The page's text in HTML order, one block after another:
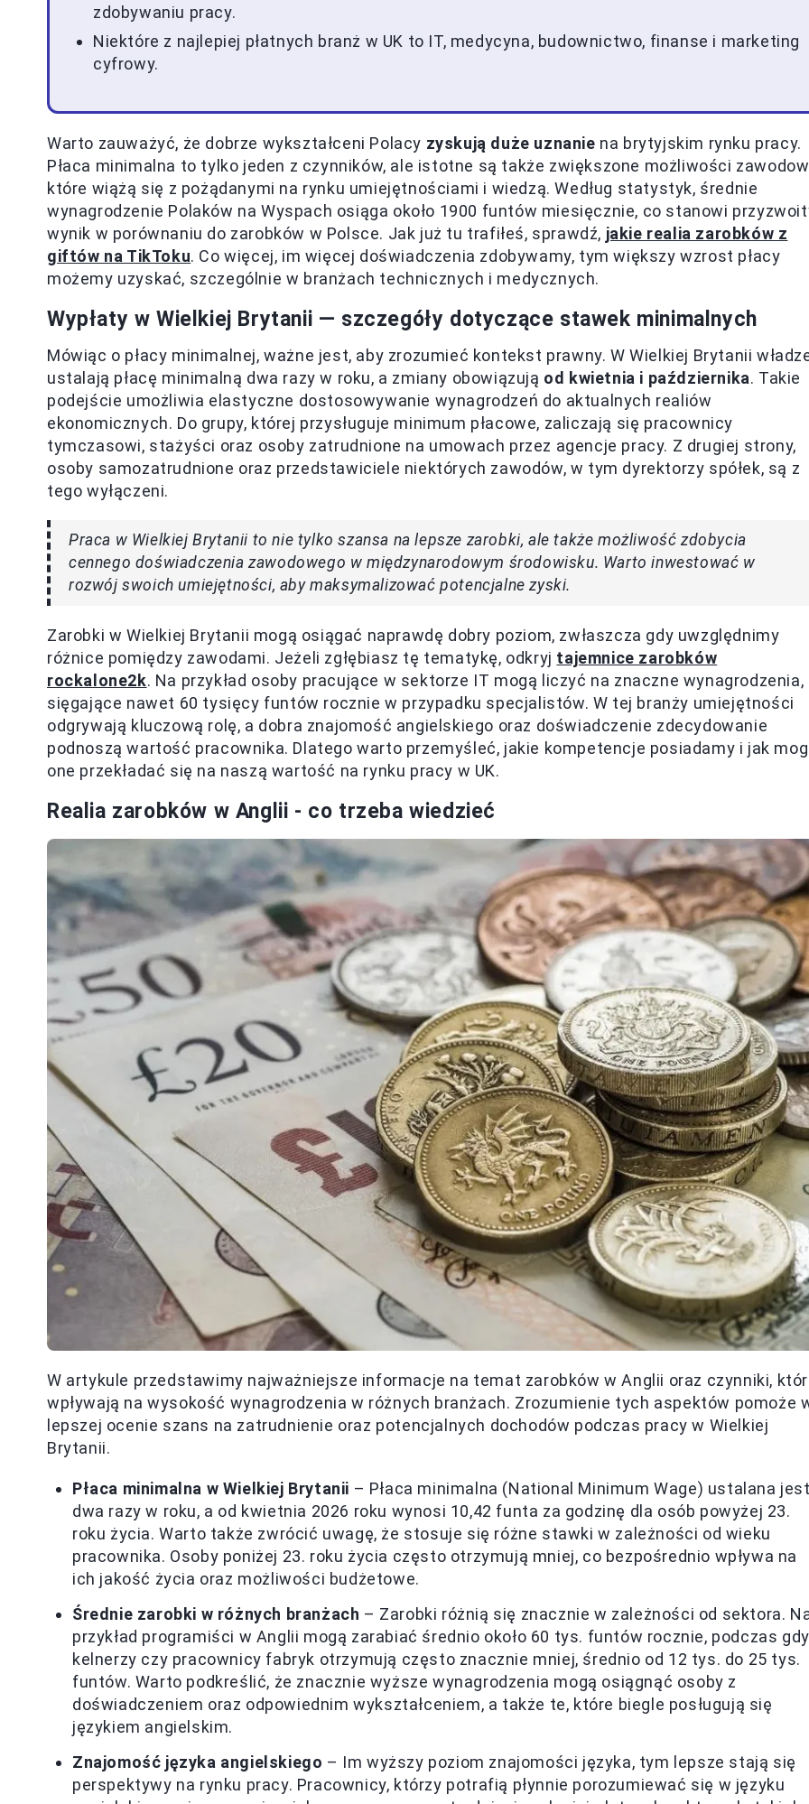
zdobywaniu pracy.
Niektóre z najlepiej płatnych branż w UK to IT, medycyna, budownictwo, finanse i marketing
cyfrowy.
Warto zauważyć, że dobrze wykształceni Polacy zyskują duże uznanie na brytyjskim rynku pracy.
Płaca minimalna to tylko jeden z czynników, ale istotne są także zwiększone możliwości
które wiążą się z pożądanymi na rynku umiejętnościami i wiedzą. Według statystyk, średnie
wynagrodzenie Polaków na Wyspach osiąga około 1900 funtów miesięcznie, co stanowi
wynik w porównaniu do zarobków w Polsce. Jak już tu trafiłeś, sprawdź, jakie realia zarobków z
giftów na TikToku. Co więcej, im więcej doświadczenia zdobywamy, tym większy wzrost płacy
możemy uzyskać, szczególnie w branżach technicznych i medycznych.
Wypłaty w Wielkiej Brytanii — szczegóły dotyczące stawek minimalnych
Mówiąc o płacy minimalnej, ważne jest, aby zrozumieć kontekst prawny. W Wielkiej Brytanii
ustalają płacę minimalną dwa razy w roku, a zmiany obowiązują od kwietnia i października. Takie
podejście umożliwia elastyczne dostosowywanie wynagrodzeń do aktualnych realiów
ekonomicznych. Do grupy, której przysługuje minimum płacowe, zaliczają się pracownicy
tymczasowi, stażyści oraz osoby zatrudnione na umowach przez agencje pracy. Z drugiej strony,
osoby samozatrudnione oraz przedstawiciele niektórych zawodów, w tym dyrektorzy spółek, są z
tego wyłączeni.
Praca w Wielkiej Brytanii to nie tylko szansa na lepsze zarobki, ale także możliwość zdobycia
cennego doświadczenia zawodowego w międzynarodowym środowisku. Warto inwestować w
rozwój swoich umiejętności, aby maksymalizować potencjalne zyski.
Zarobki w Wielkiej Brytanii mogą osiągać naprawdę dobry poziom, zwłaszcza gdy uwzględnimy
różnice pomiędzy zawodami. Jeżeli zgłębiasz tę tematykę, odkryj tajemnice zarobków
rockalone2k. Na przykład osoby pracujące w sektorze IT mogą liczyć na znaczne wynagrodzenia,
sięgające nawet 60 tysięcy funtów rocznie w przypadku specjalistów. W tej branży umiejętności
odgrywają kluczową rolę, a dobra znajomość angielskiego oraz doświadczenie zdecydowanie
podnoszą wartość pracownika. Dlatego warto przemyśleć, jakie kompetencje posiadamy i jak
one przekładać się na naszą wartość na rynku pracy w UK.
Realia zarobków w Anglii - co trzeba wiedzieć
W artykule przedstawimy najważniejsze informacje na temat zarobków w Anglii oraz czynniki,
wpływają na wysokość wynagrodzenia w różnych branżach. Zrozumienie tych aspektów pomoże
lepszej ocenie szans na zatrudnienie oraz potencjalnych dochodów podczas pracy w Wielkiej
Brytanii.
Płaca minimalna w Wielkiej Brytanii – Płaca minimalna (National Minimum Wage) ustalana
dwa razy w roku, a od kwietnia 2026 roku wynosi 10,42 funta za godzinę dla osób powyżej 23.
roku życia. Warto także zwrócić uwagę, że stosuje się różne stawki w zależności od wieku
pracownika. Osoby poniżej 23. roku życia często otrzymują mniej, co bezpośrednio wpływa na
ich jakość życia oraz możliwości budżetowe.
Średnie zarobki w różnych branżach – Zarobki różnią się znacznie w zależności od sektora.
przykład programiści w Anglii mogą zarabiać średnio około 60 tys. funtów rocznie, podczas gdy
kelnerzy czy pracownicy fabryk otrzymują często znacznie mniej, średnio od 12 tys. do 25 tys.
funtów. Warto podkreślić, że znacznie wyższe wynagrodzenia mogą osiągnąć osoby z
doświadczeniem oraz odpowiednim wykształceniem, a także te, które biegle posługują się
językiem angielskim.
Znajomość języka angielskiego – Im wyższy poziom znajomości języka, tym lepsze stają się
perspektywy na rynku pracy. Pracownicy, którzy potrafią płynnie porozumiewać się w języku